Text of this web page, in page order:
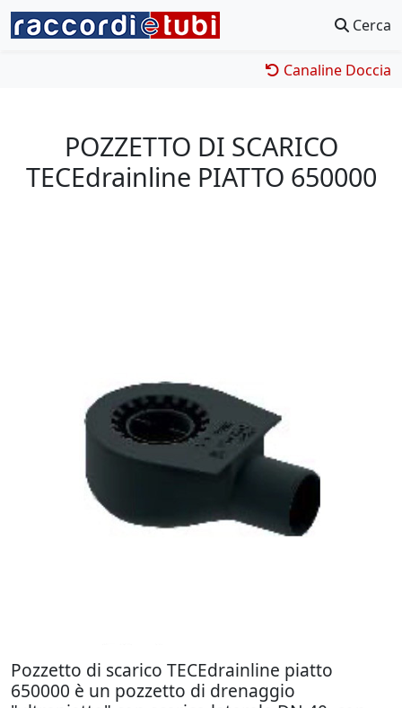
Cerca
Canaline Doccia
POZZETTO DI SCARICO
TECEdrainline PIATTO 650000
Pozzetto di scarico TECEdrainline piatto
650000 è un pozzetto di drenaggio